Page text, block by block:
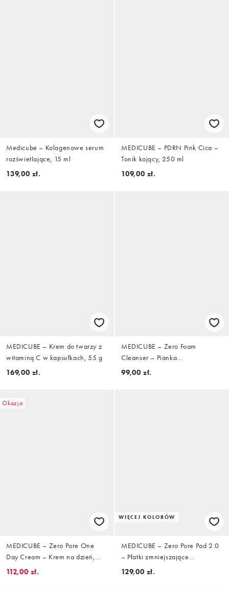
Medicube – Kolagenowe serum
rozświetlające, 15 ml
139,00 zł.
MEDICUBE – PDRN Pink Cica –
Tonik kojący, 250 ml
109,00 zł.
MEDICUBE – Krem do twarzy z
witaminą C w kapsułkach, 55 g
169,00 zł.
MEDICUBE – Zero Foam
Cleanser – Pianka
oczyszczająca, 120 ml
99,00 zł.
Okazja
MEDICUBE – Zero Pore One
Day Cream – Krem na dzień,
50 ml
112,00 zł.
WIĘCEJ KOLORÓW
MEDICUBE – Zero Pore Pad 2.0
– Płatki zmniejszające
widoczność porów 155 g
129,00 zł.